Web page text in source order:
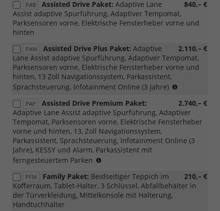
PAB 840,– €
Assisted Drive Paket: Adaptive Lane
Assist adaptive Spurführung, Adaptiver Tempomat,
Parksensoren vorne, Elektrische Fensterheber vorne und
hinten
PAW 2.110,– €
Assisted Drive Plus Paket: Adaptive
Lane Assist adaptive Spurführung, Adaptiver Tempomat,
Parksensoren vorne, Elektrische Fensterheber vorne und
hinten, 13 Zoll Navigationssystem, Parkassistent,
Sprachsteuerung, Infotainment Online (3 Jahre)
Loft
PAP 2.740,– €
Assisted Drive Premium Paket:
Adaptive Lane Assist adaptive Spurführung, Adaptiver
Tempomat, Parksensoren vorne, Elektrische Fensterheber
vorne und hinten, 13, Zoll Navigationssystem,
Parkassistent, Sprachsteuerung, Infotainment Online (3
Jahre), KESSY und Alarm, Parkassistent mit
ferngesteuertem Parken
Loft
kombinierbar,
nur
PFM 210,– €
Family Paket: Beidseitiger Teppich im
Kofferraum, Tablet-Halter, 3 Schlüssel, Abfallbehälter in
der Türverkleidung, Mittelkonsole mit Halterung,
Handtuchhalter